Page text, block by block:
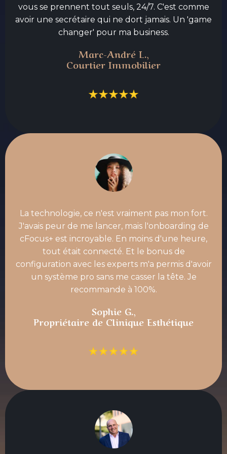
vous se prennent tout seuls, 24/7. C'est comme
avoir une secrétaire qui ne dort jamais. Un 'game
changer' pour ma business.
Marc-André L.,
Courtier Immobilier
La technologie, ce n'est vraiment pas mon fort.
J'avais peur de me lancer, mais l'onboarding de
cFocus+ est incroyable. En moins d'une heure,
tout était connecté. Et le bonus de
configuration avec les experts m'a permis d'avoir
un système pro sans me casser la tête. Je
recommande à 100%.
Sophie G.,
Propriétaire de Clinique Esthétique